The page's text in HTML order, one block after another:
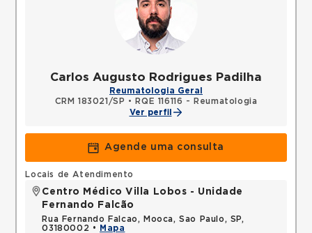
Carlos Augusto Rodrigues Padilha
Reumatologia Geral
CRM 183021/SP •
RQE 116116 - Reumatologia
Ver perfil
Agende uma consulta
Locais de Atendimento
Centro Médico Villa Lobos - Unidade
Fernando Falcão
Rua Fernando Falcao, Mooca, Sao Paulo, SP,
03180002 •
Mapa